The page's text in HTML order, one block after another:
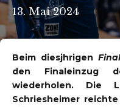
13. Mai 2024
Beim diesjӓhrigen
den Finaleinzug
wiederholen. Die
Schriesheimer